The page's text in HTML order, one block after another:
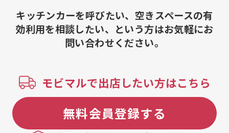
ン）、ドリンクボトル（ハート）、ド
リンクボトル（ドーナツ）、ドリンク
ボトル（くまさん）、無添加いちご
飴、無添加りんご飴、シャインマスカ
ベリー、アサイーボウル ドロピカル
ボウル、米粉バブルワッフル プレー
ン
キッチンカーを呼びたい、空きスペースの有
効利用を相談したい、という方はお気軽にお
問い合わせください。
モビマルで出店したい方はこちら
無料会員登録する